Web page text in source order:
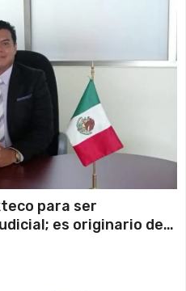
para ser
es originario de